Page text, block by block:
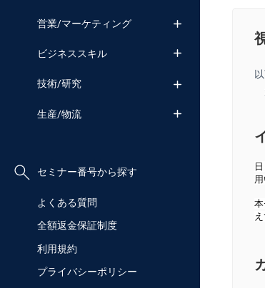
営業/マーケティング
ビジネススキル
技術/研究
生産/物流
セミナー番号から探す
よくある質問
全額返金保証制度
利用規約
プライバシーポリシー